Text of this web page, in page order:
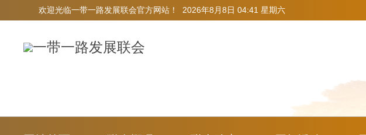
欢迎光临一带一路发展联会官方网站！ 2026年8月8日 04:41 星期六